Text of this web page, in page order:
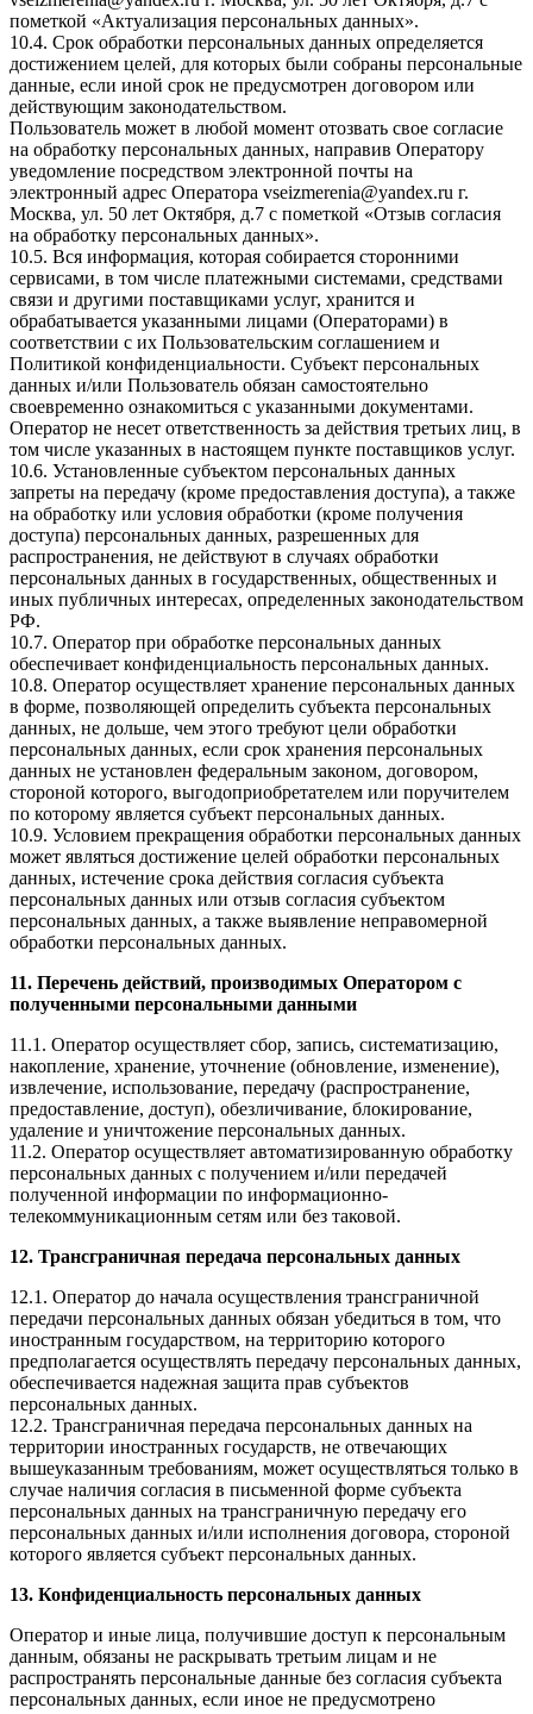
пометкой «Актуализация персональных данных».
10.4. Срок обработки персональных данных определяется
достижением целей, для которых были собраны персональные
данные, если иной срок не предусмотрен договором или
действующим законодательством.
Пользователь может в любой момент отозвать свое согласие
на обработку персональных данных, направив Оператору
уведомление посредством электронной почты на
электронный адрес Оператора vseizmerenia@yandex.ru г.
Москва, ул. 50 лет Октября, д.7 с пометкой «Отзыв согласия
на обработку персональных данных».
10.5. Вся информация, которая собирается сторонними
сервисами, в том числе платежными системами, средствами
связи и другими поставщиками услуг, хранится и
обрабатывается указанными лицами (Операторами) в
соответствии с их Пользовательским соглашением и
Политикой конфиденциальности. Субъект персональных
данных и/или Пользователь обязан самостоятельно
своевременно ознакомиться с указанными документами.
Оператор не несет ответственность за действия третьих лиц, в
том числе указанных в настоящем пункте поставщиков услуг.
10.6. Установленные субъектом персональных данных
запреты на передачу (кроме предоставления доступа), а также
на обработку или условия обработки (кроме получения
доступа) персональных данных, разрешенных для
распространения, не действуют в случаях обработки
персональных данных в государственных, общественных и
иных публичных интересах, определенных законодательством
РФ.
10.7. Оператор при обработке персональных данных
обеспечивает конфиденциальность персональных данных.
10.8. Оператор осуществляет хранение персональных данных
в форме, позволяющей определить субъекта персональных
данных, не дольше, чем этого требуют цели обработки
персональных данных, если срок хранения персональных
данных не установлен федеральным законом, договором,
стороной которого, выгодоприобретателем или поручителем
по которому является субъект персональных данных.
10.9. Условием прекращения обработки персональных данных
может являться достижение целей обработки персональных
данных, истечение срока действия согласия субъекта
персональных данных или отзыв согласия субъектом
персональных данных, а также выявление неправомерной
обработки персональных данных.
11. Перечень действий, производимых Оператором с
полученными персональными данными
11.1. Оператор осуществляет сбор, запись, систематизацию,
накопление, хранение, уточнение (обновление, изменение),
извлечение, использование, передачу (распространение,
предоставление, доступ), обезличивание, блокирование,
удаление и уничтожение персональных данных.
11.2. Оператор осуществляет автоматизированную обработку
персональных данных с получением и/или передачей
полученной информации по информационно-
телекоммуникационным сетям или без таковой.
12. Трансграничная передача персональных данных
12.1. Оператор до начала осуществления трансграничной
передачи персональных данных обязан убедиться в том, что
иностранным государством, на территорию которого
предполагается осуществлять передачу персональных данных,
обеспечивается надежная защита прав субъектов
персональных данных.
12.2. Трансграничная передача персональных данных на
территории иностранных государств, не отвечающих
вышеуказанным требованиям, может осуществляться только в
случае наличия согласия в письменной форме субъекта
персональных данных на трансграничную передачу его
персональных данных и/или исполнения договора, стороной
которого является субъект персональных данных.
13. Конфиденциальность персональных данных
Оператор и иные лица, получившие доступ к персональным
данным, обязаны не раскрывать третьим лицам и не
распространять персональные данные без согласия субъекта
персональных данных, если иное не предусмотрено